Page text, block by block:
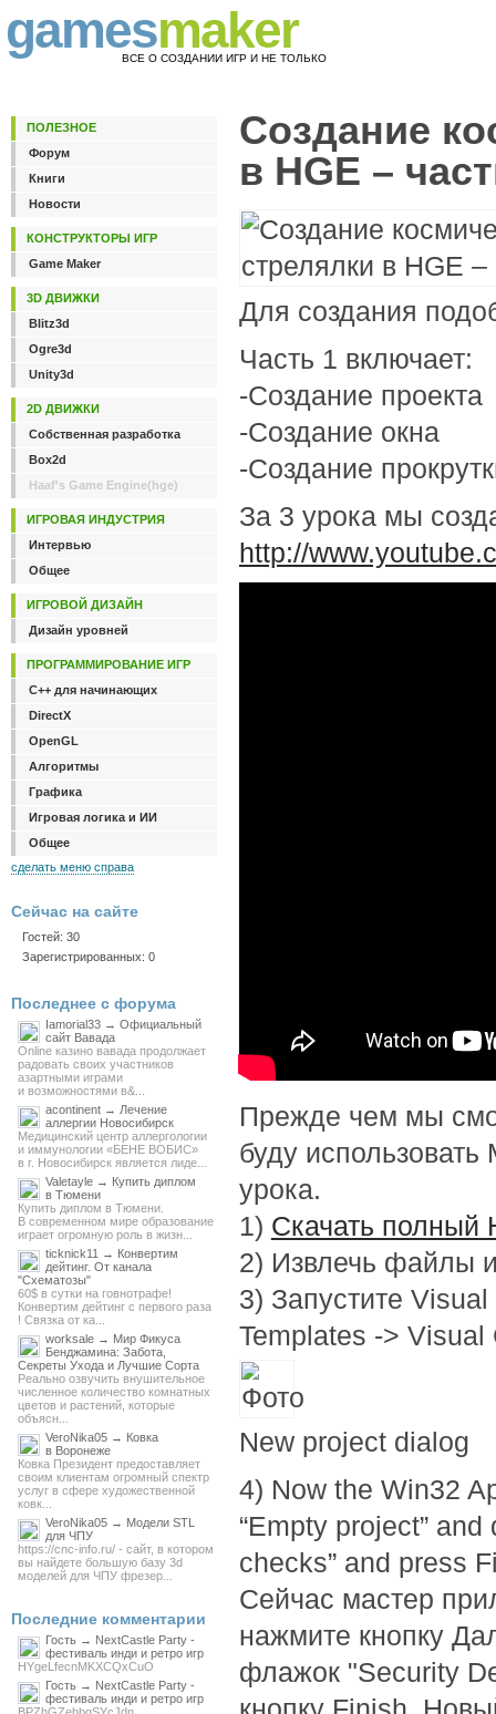
gamesmaker
ВСЕ О СОЗДАНИИ ИГР И НЕ ТОЛЬКО
Создание
в HGE –
Для создания
Часть 1 включает:
-Создание проекта
-Создание окна
-Создание
За 3 урока мы
http://
Прежде чем мы
буду
урока.
1) Скачать полный
2) Извлечь файлы
3) Запустите
Templates ->
New project dialog
4) Now the Win32
“Empty project”
checks” and press
Сейчас мастер
нажмите кнопку
флажок "Security
ПОЛЕЗНОЕ
Форум
Книги
Новости
КОНСТРУКТОРЫ ИГР
Game Maker
3D ДВИЖКИ
Blitz3d
Ogre3d
Unity3d
2D ДВИЖКИ
Собственная разработка
Box2d
Haaf's Game Engine(hge)
ИГРОВАЯ ИНДУСТРИЯ
Интервью
Общее
ИГРОВОЙ ДИЗАЙН
Дизайн уровней
ПРОГРАММИРОВАНИЕ ИГР
C++ для начинающих
DirectX
OpenGL
Алгоритмы
Графика
Игровая логика и ИИ
Общее
сделать меню справа
Сейчас на сайте
Гостей: 30
Зарегистрированных: 0
Последнее с форума
Iamorial33 → Официальный
сайт Вавада
Online казино вавада продолжает
радовать своих участников
азартными играми
и возможностями в&...
acontinent → Лечение
аллергии Новосибирск
Медицинский центр аллергологии
и иммунологии «БЕНЕ ВОБИС»
в г. Новосибирск является лиде...
Valetayle → Купить диплом
в Тюмени
Купить диплом в Тюмени.
В современном мире образование
играет огромную роль в жизн...
ticknick11 → Конвертим
дейтинг. От канала
"Схематозы"
60$ в сутки на говнотрафе!
Конвертим дейтинг с первого раза
! Связка от ка...
worksale → Мир Фикуса
Бенджамина: Забота,
Секреты Ухода и Лучшие Сорта
Реально озвучить внушительное
численное количество комнатных
цветов и растений, которые
объясн...
VeroNika05 → Ковка
в Воронеже
Ковка Президент предоставляет
своим клиентам огромный спектр
услуг в сфере художественной
ковк...
VeroNika05 → Модели STL
для ЧПУ
https://cnc-info.ru/ - сайт, в котором
вы найдете большую базу 3d
моделей для ЧПУ фрезер...
Последние комментарии
Гость → NextCastle Party -
фестиваль инди и ретро игр
HYgeLfecnMKXCQxCuO
Гость → NextCastle Party -
фестиваль инди и ретро игр